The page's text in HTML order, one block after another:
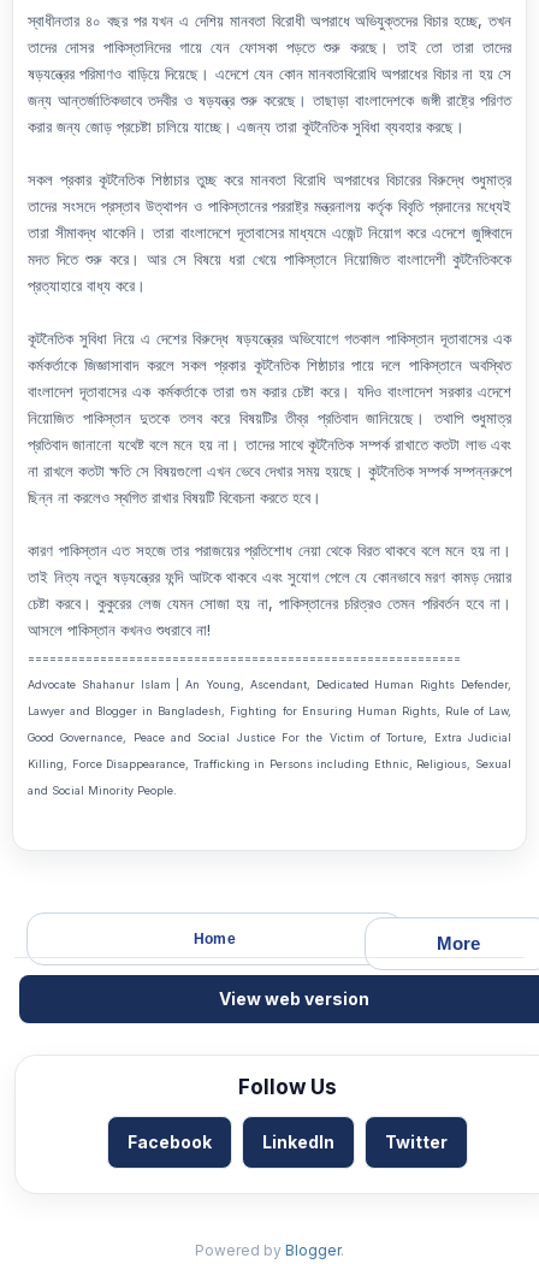
স্বাধীনতার ৪০ বছর পর যখন এ দেশিয় মানবতা বিরোধী অপরাধে অভিযুক্তদের বিচার হচ্ছে, তখন
তাদের দোসর পাকিস্তানিদের গায়ে যেন ফোসকা পড়তে শুরু করছে। তাই তো তারা তাদের
ষড়যন্ত্রের পরিমাণও বাড়িয়ে দিয়েছে। এদেশে যেন কোন মানবতাবিরোধি অপরাধের বিচার না হয় সে
জন্য আন্তর্জাতিকভাবে তদবীর ও ষড়যন্ত্র শুরু করেছে। তাছাড়া বাংলাদেশকে জঙ্গী রাষ্ট্রে পরিণত
করার জন্য জোড় প্রচেষ্টা চালিয়ে যাচ্ছে। এজন্য তারা কূটনৈতিক সুবিধা ব্যবহার করছে।
সকল প্রকার কূটনৈতিক শিষ্ঠাচার তুচ্ছ করে মানবতা বিরোধি অপরাধের বিচারের বিরুদ্ধে শুধুমাত্র
তাদের সংসদে প্রস্তাব উত্থাপন ও পাকিস্তানের পররাষ্ট্র মন্ত্রনালয় কর্তৃক বিবৃতি প্রদানের মধ্যেই
তারা সীমাবদ্ধ থাকেনি। তারা বাংলাদেশে দূতাবাসের মাধ্যমে এজেন্ট নিয়োগ করে এদেশে জুঙ্গিবাদে
মদত দিতে শুরু করে। আর সে বিষয়ে ধরা খেয়ে পাকিস্তানে নিয়োজিত বাংলাদেশী কুটনৈতিককে
প্রত্যাহারে বাধ্য করে।
কূটনৈতিক সুবিধা নিয়ে এ দেশের বিরুদ্ধে ষড়যন্ত্রের অভিযোগে গতকাল পাকিস্তান দূতাবাসের এক
কর্মকর্তাকে জিজ্ঞাসাবাদ করলে সকল প্রকার কূটনৈতিক শিষ্ঠাচার পায়ে দলে পাকিস্তানে অবস্থিত
বাংলাদেশ দূতাবাসের এক কর্মকর্তাকে তারা গুম করার চেষ্টা করে। যদিও বাংলাদেশ সরকার এদেশে
নিয়োজিত পাকিস্তান দুতকে তলব করে বিষয়টির তীব্র প্রতিবাদ জানিয়েছে। তথাপি শুধুমাত্র
প্রতিবাদ জানানো যথেষ্ট বলে মনে হয় না। তাদের সাথে কূটনৈতিক সম্পর্ক রাখাতে কতটা লাভ এবং
না রাখলে কতটা ক্ষতি সে বিষয়গুলো এখন ভেবে দেখার সময় হয়ছে। কুটনৈতিক সম্পর্ক সম্পন্নরুপে
ছিন্ন না করলেও স্থগিত রাখার বিষয়টি বিবেচনা করতে হবে।
কারণ পাকিস্তান এত সহজে তার পরাজয়ের প্রতিশোধ নেয়া থেকে বিরত থাকবে বলে মনে হয় না।
তাই নিত্য নতুন ষড়যন্ত্রের ফন্দি আটকে থাকবে এবং সুযোগ পেলে যে কোনভাবে মরণ কামড় দেয়ার
চেষ্টা করবে। কুকুরের লেজ যেমন সোজা হয় না, পাকিস্তানের চরিত্রও তেমন পরিবর্তন হবে না।
আসলে পাকিস্তান কখনও শুধরাবে না!
============================================================
Advocate Shahanur Islam | An Young, Ascendant, Dedicated Human Rights Defender,
Lawyer and Blogger in Bangladesh, Fighting for Ensuring Human Rights, Rule of Law,
Good Governance, Peace and Social Justice For the Victim of Torture, Extra Judicial
Killing, Force Disappearance, Trafficking in Persons including Ethnic, Religious, Sexual
and Social Minority People.
More
Home
View web version
Follow Us
Facebook LinkedIn Twitter
Powered by Blogger.